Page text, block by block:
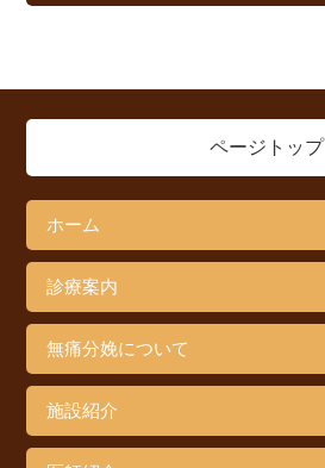
ページトップ
ホーム
診療案内
無痛分娩について
施設紹介